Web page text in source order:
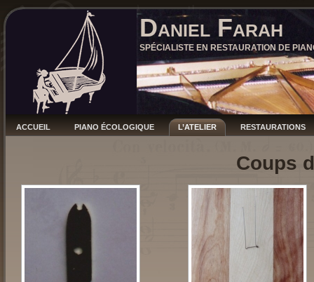
Daniel Farah
SPÉCIALISTE EN RESTAURATION DE
ACCUEIL PIANO ÉCOLOGIQUE L’ATELIER RESTAURATIONS
Coups